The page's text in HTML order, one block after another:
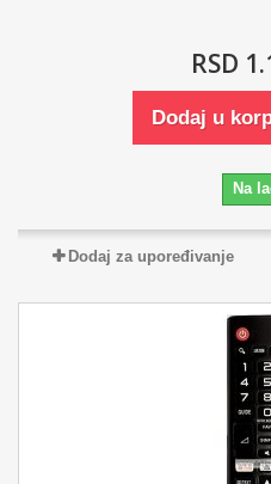
RSD
Dodaj u
Na
Dodaj za upoređivanje